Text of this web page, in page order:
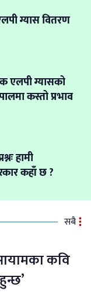
ग्यास वितरण
एलपी ग्यासको
कस्तो प्रभाव
हामी
कहाँ छ ?
सबै
कवि